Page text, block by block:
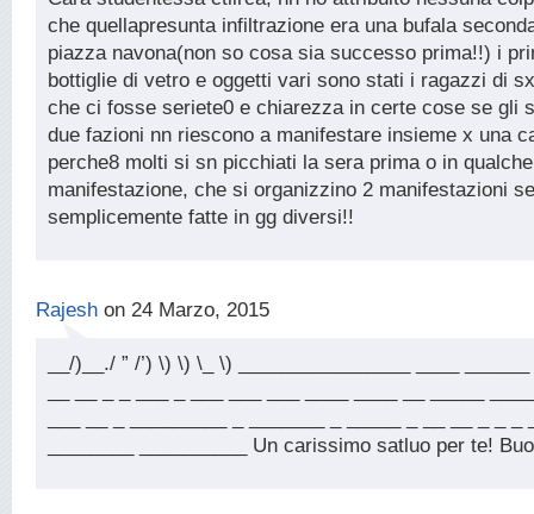
che quellapresunta infiltrazione era una bufala
piazza navona(non so cosa sia successo prima!!) i
bottiglie di vetro e oggetti vari sono stati i ragazzi di
che ci fosse seriete0 e chiarezza in certe cose se gli
due fazioni nn riescono a manifestare insieme x una
perche8 molti si sn picchiati la sera prima o in
manifestazione, che si organizzino 2 manifestazioni
semplicemente fatte in gg diversi!!
Rajesh on 24 Marzo, 2015
__/)__./ ” /’) \) \) \_ \) ________________ ____
________ __________ Un carissimo satluo per te!